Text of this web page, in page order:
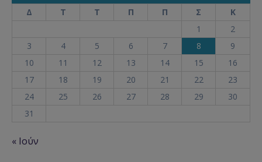
Δ Τ Τ Π Π Σ
Κ
1
2
3
4 5 6 7 8
9
10
11 12 13 14 15
16
17
18 19 20 21 22
23
24
25 26 27 28 29
30
31
« Ιούν